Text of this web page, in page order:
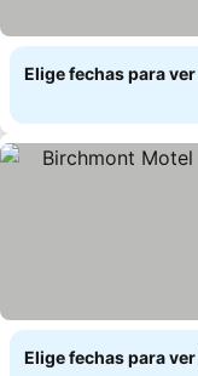
Elige fechas para
Elige fechas para